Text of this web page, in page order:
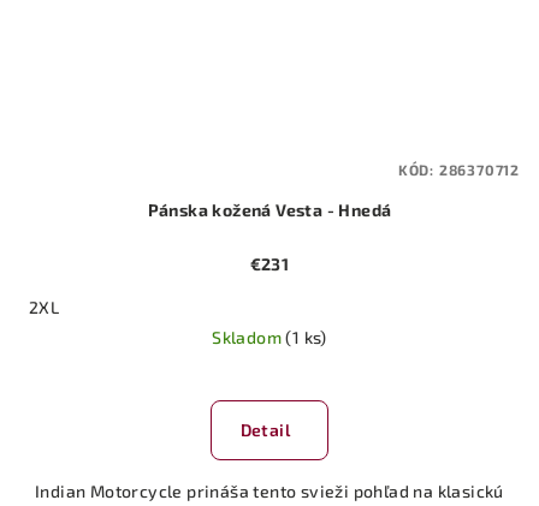
Pánska kožená Vesta - Hnedá
€231
2XL
Skladom(1 ks)
Detail
Indian Motorcycle prináša tento svieži pohľad na klasickú
KÓD: 286370712